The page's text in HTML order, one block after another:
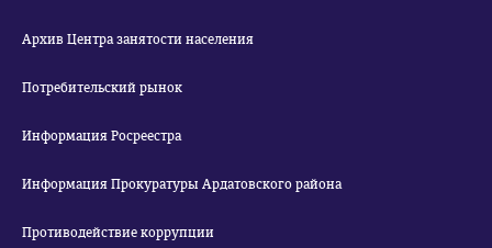
Архив Центра занятости населения
Потребительский рынок
Информация Росреестра
Информация Прокуратуры Ардатовского района
Противодействие коррупции